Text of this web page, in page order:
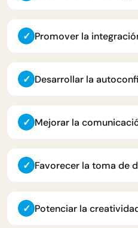
✓ Promover la
✓ Desarrollar la
✓ Mejorar la
✓ Favorecer la toma de
✓ Potenciar la